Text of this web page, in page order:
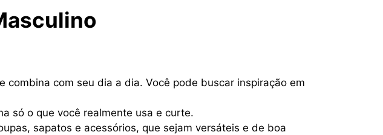
combina com seu dia a dia. Você pode buscar inspiração em
só o que você realmente usa e curte.
sapatos e acessórios, que sejam versáteis e de boa